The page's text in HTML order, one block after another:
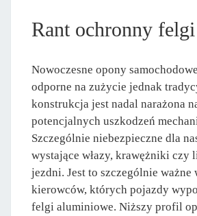
Rant ochronny felgi
Nowoczesne opony
odporne na zużycie jednak
konstrukcja jest nadal narażona
potencjalnych uszkodzeń
Szczególnie niebezpieczne dla
wystające włazy, krawężniki czy
jezdni. Jest to szczególnie ważne
kierowców, których pojazdy
felgi aluminiowe. Niższy profil